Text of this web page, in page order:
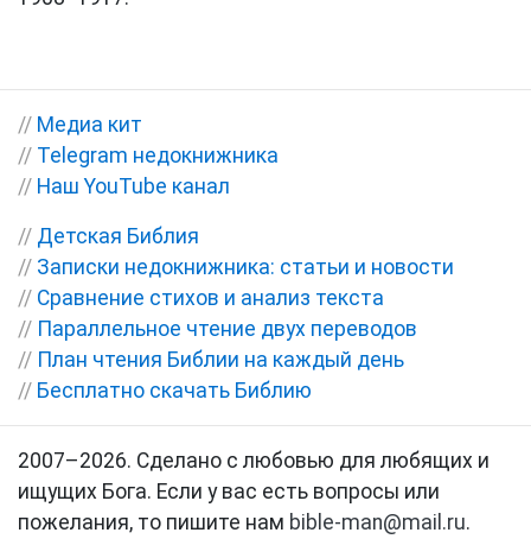
// Медиа кит
// Telegram недокнижника
// Наш YouTube канал
// Детская Библия
// Записки недокнижника: статьи и новости
// Сравнение стихов и анализ текста
// Параллельное чтение двух переводов
// План чтения Библии на каждый день
// Бесплатно скачать Библию
2007–2026. Сделано с любовью для любящих и
ищущих Бога. Если у вас есть вопросы или
пожелания, то пишите нам bible-man@mail.ru.